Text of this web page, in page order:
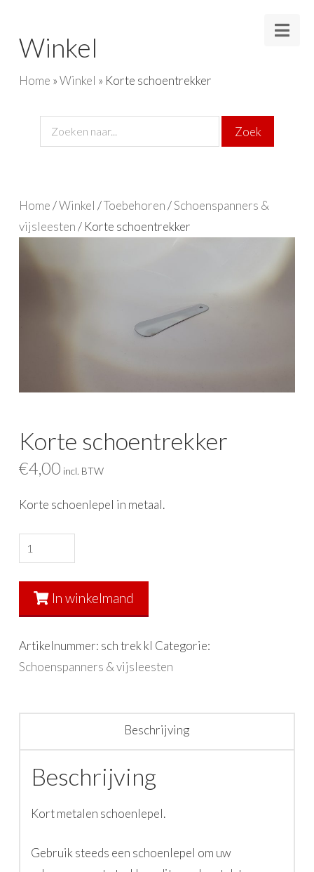
Winkel
Home »Winkel » Korte schoentrekker
Home/Winkel /Toebehoren/Schoenspanners &
vijsleesten/ Korte schoentrekker
Korte schoentrekker
€4,00 incl. BTW
Korte schoenlepel in metaal.
Korte
schoentrekker
aantal
In winkelmand
Artikelnummer: sch trek kl Categorie:
Schoenspanners & vijsleesten
Beschrijving
Beschrijving
Kort metalen schoenlepel.
Gebruik steeds een schoenlepel om uw